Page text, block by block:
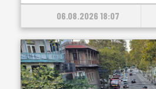
06.08.2026 18:07